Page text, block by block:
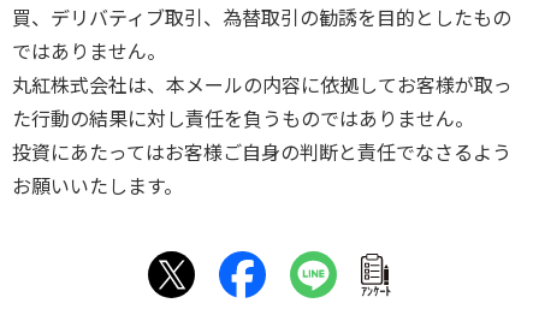
買、デリバティブ取引、為替取引の勧誘を目的としたもの
ではありません。
丸紅株式会社は、本メールの内容に依拠してお客様が取っ
た行動の結果に対し責任を負うものではありません。
投資にあたってはお客様ご自身の判断と責任でなさるよう
お願いいたします。
ｱﾝｹｰﾄ